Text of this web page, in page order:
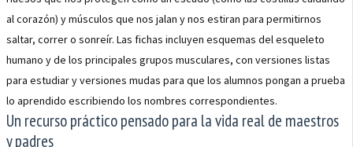
al corazón) y músculos que nos jalan y nos estiran para permitirnos
saltar, correr o sonreír. Las fichas incluyen esquemas del esqueleto
humano y de los principales grupos musculares, con versiones listas
para estudiar y versiones mudas para que los alumnos pongan a prueba
lo aprendido escribiendo los nombres correspondientes.
Un recurso práctico pensado para la vida real de maestros
y padres